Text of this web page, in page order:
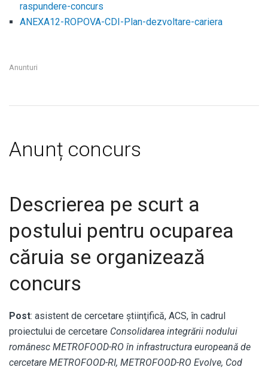
raspundere-concurs
ANEXA12-ROPOVA-CDI-Plan-dezvoltare-cariera
Anunturi
Anunț concurs
Descrierea pe scurt a
postului pentru ocuparea
căruia se organizează
concurs
Post: asistent de cercetare ştiinţifică, ACS, în cadrul
proiectului de cercetare Consolidarea integrării nodului
românesc METROFOOD-RO în infrastructura europeană de
cercetare METROFOOD-RI, METROFOOD-RO Evolve, Cod